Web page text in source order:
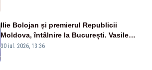
Ilie Bolojan și premierul Republicii
Moldova, întâlnire la București. Vasile
Tofan, primit cu onoruri militare
30 iul. 2026, 13:36